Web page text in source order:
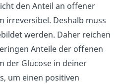
den Anteil an offener
irreversibel. Deshalb muss
werden. Daher reichen
Anteile der offenen
der Glucose in deiner
um einen positiven